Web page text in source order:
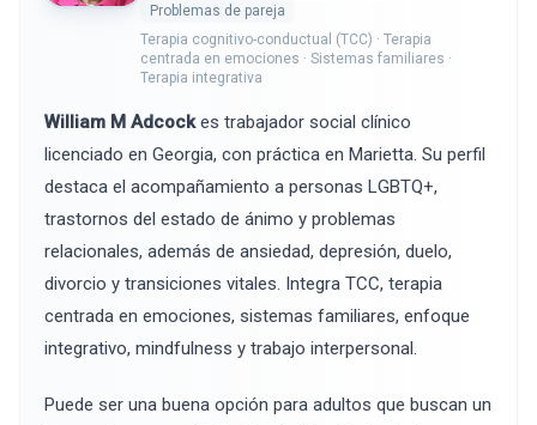
Problemas de pareja
Terapia cognitivo-conductual (TCC) · Terapia
centrada en emociones · Sistemas familiares ·
Terapia integrativa
William M Adcockes trabajador social clínico
licenciado en Georgia, con práctica en Marietta. Su perfil
destaca el acompañamiento a personas LGBTQ+,
trastornos del estado de ánimo y problemas
relacionales, además de ansiedad, depresión, duelo,
divorcio y transiciones vitales. Integra TCC, terapia
centrada en emociones, sistemas familiares, enfoque
integrativo, mindfulness y trabajo interpersonal.
Puede ser una buena opción para adultos que buscan un